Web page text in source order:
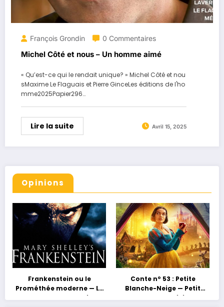
François Grondin 0 Commentaires
Michel Côté et nous – Un homme aimé
« Qu’est-ce qui le rendait unique? » Michel Côté et nou
sMaxime Le Flaguais et Pierre GinceLes éditions de l'ho
mme2025Papier296…
Lire la suite Avril 15, 2025
Opinions
Frankenstein ou le
Prométhée moderne — La
grossesse au masculin ou
Conte nº 53 : Petite
Blanche-Neige — Petit
conte, grand héritage